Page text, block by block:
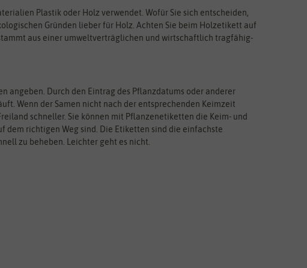
Plastik oder Holz verwendet. Wofür Sie sich entscheiden,
Gründen lieber für Holz. Achten Sie beim Holzetikett auf
aus einer umweltverträglichen und wirtschaftlich tragfähig-
angeben. Durch den Eintrag des Pflanzdatums oder anderer
Wenn der Samen nicht nach der entsprechenden Keimzeit
schneller. Sie können mit Pflanzenetiketten die Keim- und
dem richtigen Weg sind. Die Etiketten sind die einfachste
zu beheben. Leichter geht es nicht.